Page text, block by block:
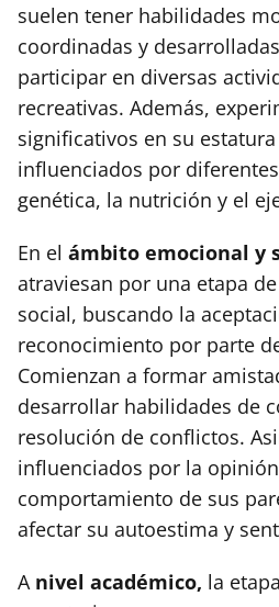
suelen tener habilidades
coordinadas y
participar en diversas
recreativas. Además,
significativos en su
influenciados por
genética, la nutrición y el
En el ámbito emocional y
atraviesan por una etapa
social, buscando la
reconocimiento por parte
Comienzan a formar
desarrollar habilidades de
resolución de conflictos.
influenciados por la
comportamiento de sus
afectar su autoestima y
A nivel académico, la